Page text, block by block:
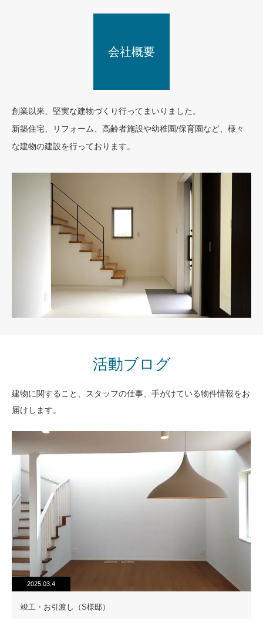
お客様の声
会社概要
創業以来、堅実な建物づくり行ってまいりました。
新築住宅、リフォーム、高齢者施設や幼稚園/保育園など、様々
な建物の建設を行っております。
会社概要
活動ブログ
建物に関すること、スタッフの仕事、手がけている物件情報をお
届けします。
2025.03.4
竣工・お引渡し（S様邸）